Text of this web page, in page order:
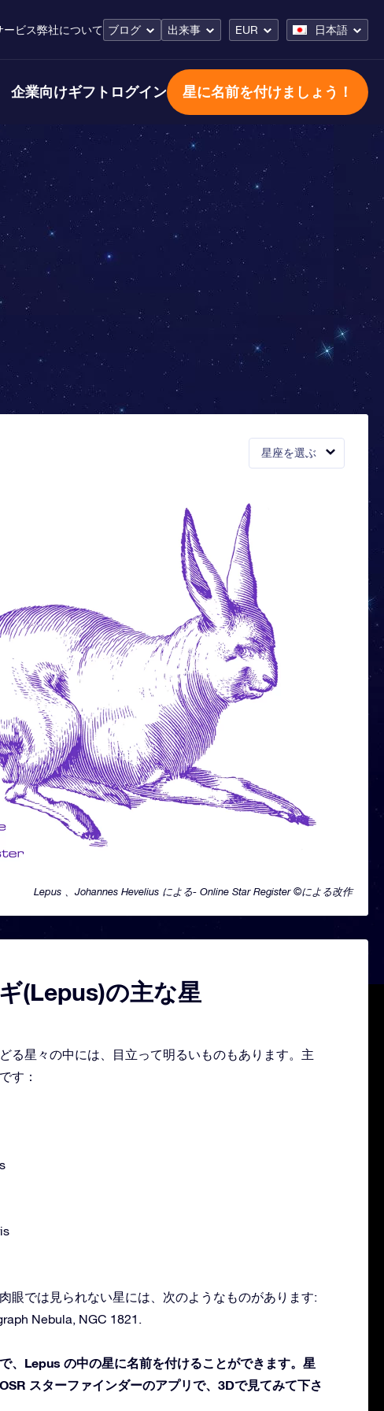
ービス弊社について ブログ 出来事 EUR 日本語
企業向けギフト ログイン 星に名前を付けましょう！
星座を選ぶ
Lepus 、Johannes Hevelius による- Online Star Register ©による改作
(Lepus)の主な星
る星々の中には、目立って明るいものもあります。主
す：
眼では見られない星には、次のようなものがあります:
Nebula, NGC 1821.
、Lepus の中の星に名前を付けることができます。星
スターファインダーのアプリで、3Dで見てみて下さ